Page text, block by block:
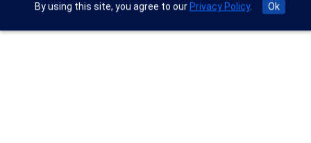
By using this site, you agree to our Privacy Policy. Ok